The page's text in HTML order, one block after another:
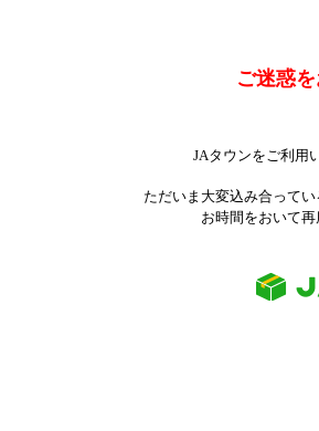
ご迷惑
JAタウンをご利用
ただいま大変込み合って
お時間をおいて